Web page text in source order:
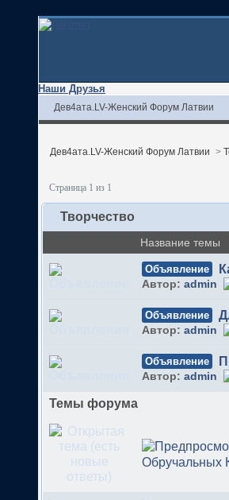
Наши Друзья
Дев4ата.LV-Женский Форум Латвии
Дев4ата.LV-Женский Форум Латвии >
Страница 1 из 1
Творчество
Название темы
Объявление
Автор: admin
Объявление
Автор: admin
Объявление
Автор: admin
Темы форума
Обручальных